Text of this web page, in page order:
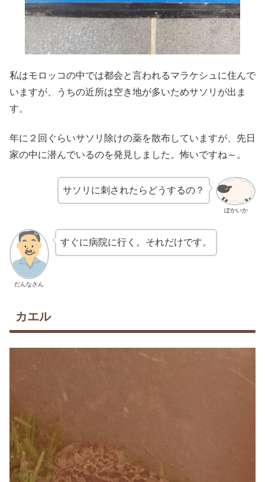
私はモロッコの中では都会と言われるマラケシュに住んで
いますが、うちの近所は空き地が多いためサソリが出ま
す。
年に２回ぐらいサソリ除けの薬を散布していますが、先日
家の中に潜んでいるのを発見しました。怖いですね～。
ぼかいか
サソリに刺されたらどうするの？
だんなさん
すぐに病院に行く。それだけです。
カエル